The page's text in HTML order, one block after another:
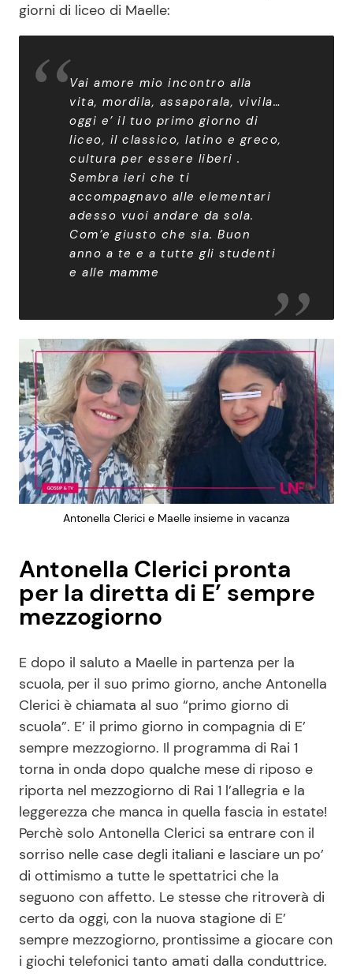
giorni di liceo di Maelle:
Vai amore mio incontro alla
vita, mordila, assaporala, vivila…
oggi e’ il tuo primo giorno di
liceo, il classico, latino e greco,
cultura per essere liberi .
Sembra ieri che ti
accompagnavo alle elementari
adesso vuoi andare da sola.
Com’e giusto che sia. Buon
anno a te e a tutte gli studenti
e alle mamme
Antonella Clerici e Maelle insieme in vacanza
Antonella Clerici pronta
per la diretta di E’ sempre
mezzogiorno
E dopo il saluto a Maelle in partenza per la
scuola, per il suo primo giorno, anche Antonella
Clerici è chiamata al suo “primo giorno di
scuola”. E’ il primo giorno in compagnia di E’
sempre mezzogiorno. Il programma di Rai 1
torna in onda dopo qualche mese di riposo e
riporta nel mezzogiorno di Rai 1 l’allegria e la
leggerezza che manca in quella fascia in estate!
Perchè solo Antonella Clerici sa entrare con il
sorriso nelle case degli italiani e lasciare un po’
di ottimismo a tutte le spettatrici che la
seguono con affetto. Le stesse che ritroverà di
certo da oggi, con la nuova stagione di E’
sempre mezzogiorno, prontissime a giocare con
i giochi telefonici tanto amati dalla conduttrice.